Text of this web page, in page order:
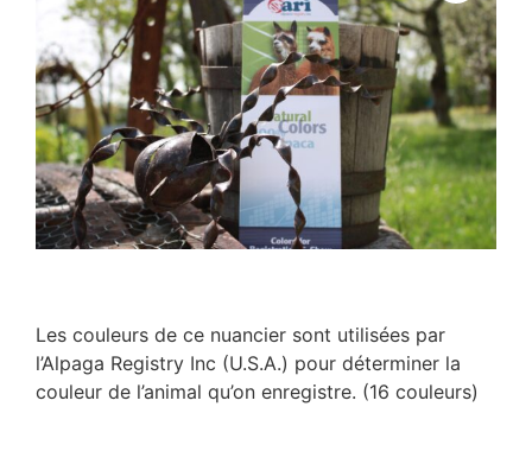
Les couleurs de ce nuancier sont utilisées par
l’Alpaga Registry Inc (U.S.A.) pour déterminer la
couleur de l’animal qu’on enregistre. (16 couleurs)